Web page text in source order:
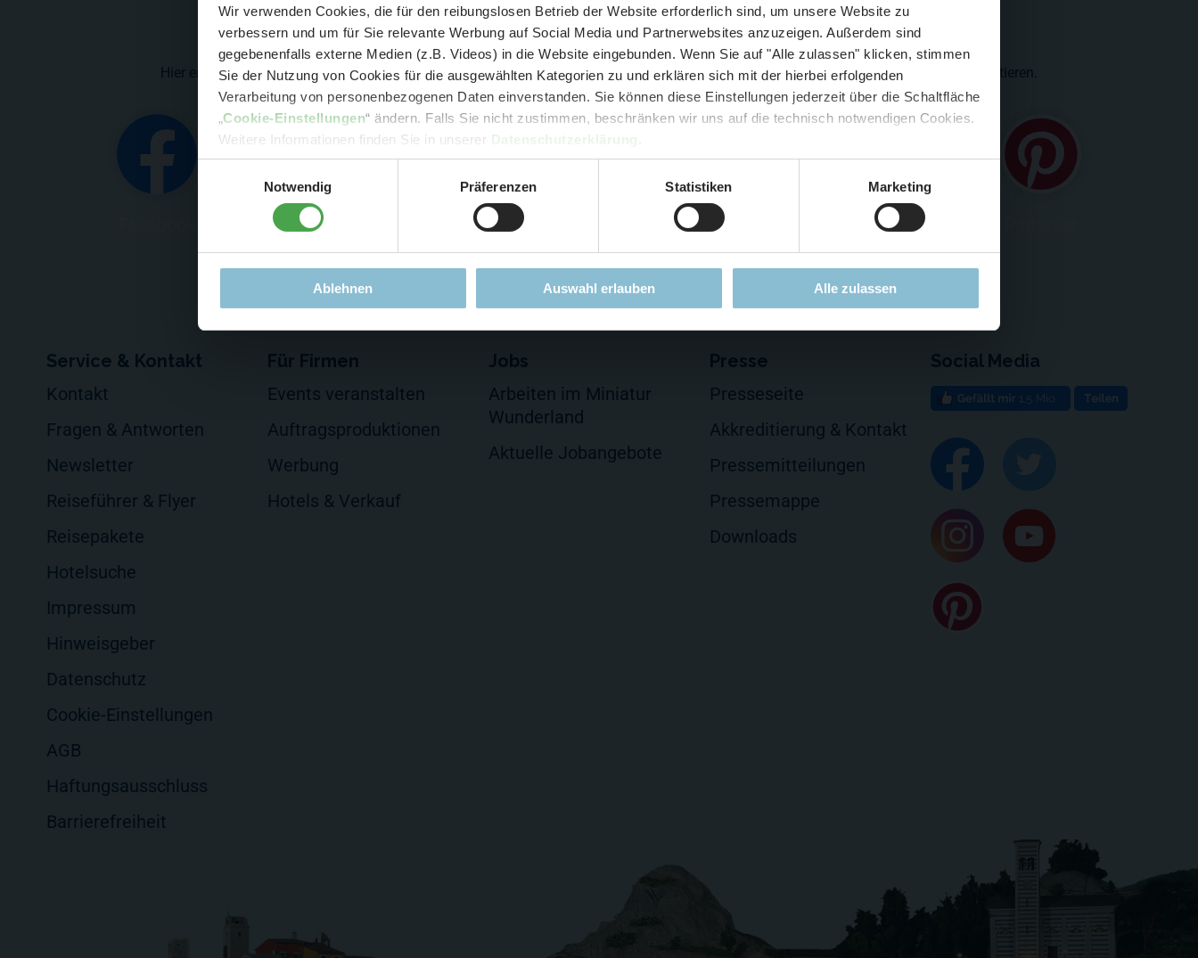
Wir verwenden Cookies, die für den reibungslosen Betrieb der Website erforderlich sind, um unsere Website zu
verbessern und um für Sie relevante Werbung auf Social Media und Partnerwebsites anzuzeigen. Außerdem sind
gegebenenfalls externe Medien (z.B. Videos) in die Website eingebunden. Wenn Sie auf "Alle zulassen" klicken, stimmen
Sie der Nutzung von Cookies für die ausgewählten Kategorien zu und erklären sich mit der hierbei erfolgenden
Verarbeitung von personenbezogenen Daten einverstanden. Sie können diese Einstellungen jederzeit über die Schaltfläche
„Cookie-Einstellungen“ ändern. Falls Sie nicht zustimmen, beschränken wir uns auf die technisch notwendigen Cookies.
Weitere Informationen finden Sie in unserer Datenschutzerklärung
Notwendig
Präferenzen Statistiken Marketing
Ablehnen Auswahl erlauben Alle zulassen
Lassen Sie uns Freunde bleiben!
Hier erhalten Sie regelmäßig die neusten Videos und News, können mit anderen Fans diskutieren oder eigene Fotos und Videos präsentieren.
Service & Kontakt
Kontakt
Fragen & Antworten
Newsletter
Reiseführer & Flyer
Reisepakete
Hotelsuche
Impressum
Hinweisgeber
Datenschutz
Cookie-Einstellungen
AGB
Haftungsausschluss
Barrierefreiheit
Für Firmen
Events veranstalten
Auftragsproduktionen
Werbung
Hotels & Verkauf
Jobs
Arbeiten im Miniatur
Wunderland
Aktuelle Jobangebote
Presse
Presseseite
Akkreditierung & Kontakt
Pressemitteilungen
Pressemappe
Downloads
Social Media
und September - ohne Wartezeit
- Abendliche Hafenrundfahrt/Lichterfahrt 🛥️
- anschließender Wunderland-BesuchOHNEWartezeit 🚂
- Audiopräsentation: "Die Geschichte des Wunderlandes"
- Currywurst und Pommes mit Getränk zum Sonderpreis von 9,00 € 🍟
-Sonderpreis nur 34,90 € (statt ca. 47,- € einzeln -